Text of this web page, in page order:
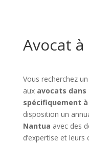
Avocat
Vous recherchez
aux avocats
spécifiquement
disposition un
Nantua avec des
d’expertise et